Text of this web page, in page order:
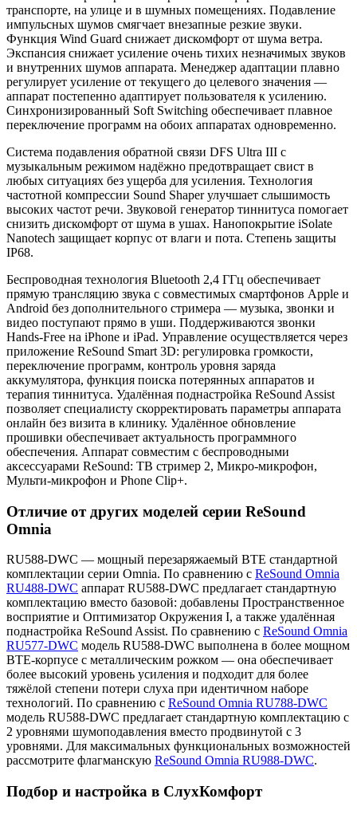
транспорте, на улице и в шумных помещениях. Подавление
импульсных шумов смягчает внезапные резкие звуки.
Функция Wind Guard снижает дискомфорт от шума ветра.
Экспансия снижает усиление очень тихих незначимых звуков
и внутренних шумов аппарата. Менеджер адаптации плавно
регулирует усиление от текущего до целевого значения —
аппарат постепенно адаптирует пользователя к усилению.
Синхронизированный Soft Switching обеспечивает плавное
переключение программ на обоих аппаратах одновременно.
Система подавления обратной связи DFS Ultra III с
музыкальным режимом надёжно предотвращает свист в
любых ситуациях без ущерба для усиления. Технология
частотной компрессии Sound Shaper улучшает слышимость
высоких частот речи. Звуковой генератор тиннитуса помогает
снизить дискомфорт от шума в ушах. Нанопокрытие iSolate
Nanotech защищает корпус от влаги и пота. Степень защиты
IP68.
Беспроводная технология Bluetooth 2,4 ГГц обеспечивает
прямую трансляцию звука с совместимых смартфонов Apple и
Android без дополнительного стримера — музыка, звонки и
видео поступают прямо в уши. Поддерживаются звонки
Hands-Free на iPhone и iPad. Управление осуществляется через
приложение ReSound Smart 3D: регулировка громкости,
переключение программ, контроль уровня заряда
аккумулятора, функция поиска потерянных аппаратов и
терапия тиннитуса. Удалённая поднастройка ReSound Assist
позволяет специалисту скорректировать параметры аппарата
онлайн без визита в клинику. Удалённое обновление
прошивки обеспечивает актуальность программного
обеспечения. Аппарат совместим с беспроводными
аксессуарами ReSound: ТВ стример 2, Микро-микрофон,
Мульти-микрофон и Phone Clip+.
Отличие от других моделей серии ReSound
Omnia
RU588-DWC — мощный перезаряжаемый BTE стандартной
комплектации серии Omnia. По сравнению с ReSound Omnia
RU488-DWC аппарат RU588-DWC предлагает стандартную
комплектацию вместо базовой: добавлены Пространственное
восприятие и Оптимизатор Окружения I, а также удалённая
поднастройка ReSound Assist. По сравнению с ReSound Omnia
RU577-DWC модель RU588-DWC выполнена в более мощном
BTE-корпусе с металлическим рожком — она обеспечивает
более высокий уровень усиления и подходит для более
тяжёлой степени потери слуха при идентичном наборе
технологий. По сравнению с ReSound Omnia RU788-DWC
модель RU588-DWC предлагает стандартную комплектацию с
2 уровнями шумоподавления вместо продвинутой с 3
уровнями. Для максимальных функциональных возможностей
рассмотрите флагманскую ReSound Omnia RU988-DWC.
Подбор и настройка в СлухКомфорт